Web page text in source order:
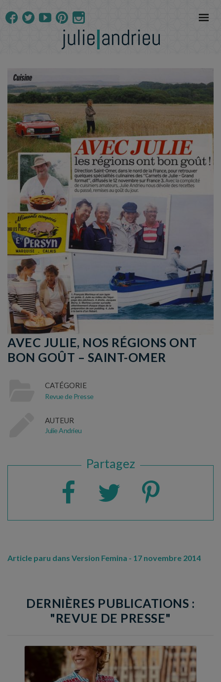
AVEC JULIE, NOS RÉGIONS ONT
BON GOÛT – SAINT-OMER
CATÉGORIE
Revue de Presse
AUTEUR
Julie Andrieu
Partagez
Article paru dans Version Femina - 17 novembre 2014
DERNIÈRES PUBLICATIONS :
"REVUE DE PRESSE"